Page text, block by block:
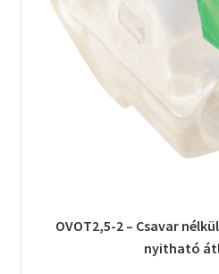
OVOT2,5-2 – Csavar
nyitható